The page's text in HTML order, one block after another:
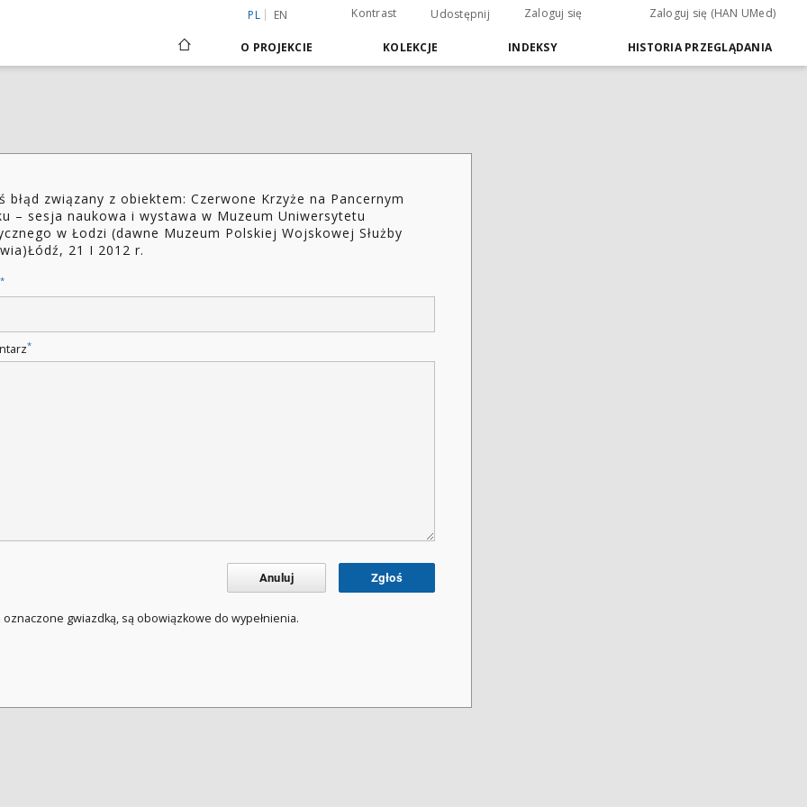
PL EN Kontrast Udostępnij Zaloguj się Zaloguj się (HAN UMed)
O PROJEKCIE KOLEKCJE INDEKSY HISTORIA PRZEGLĄDANIA
błąd związany z obiektem: Czerwone Krzyże na Pancernym
– sesja naukowa i wystawa w Muzeum Uniwersytetu
w Łodzi (dawne Muzeum Polskiej Wojskowej Służby
21 I 2012 r.
*
*
Anuluj Zgłoś
oznaczone gwiazdką, są obowiązkowe do wypełnienia.